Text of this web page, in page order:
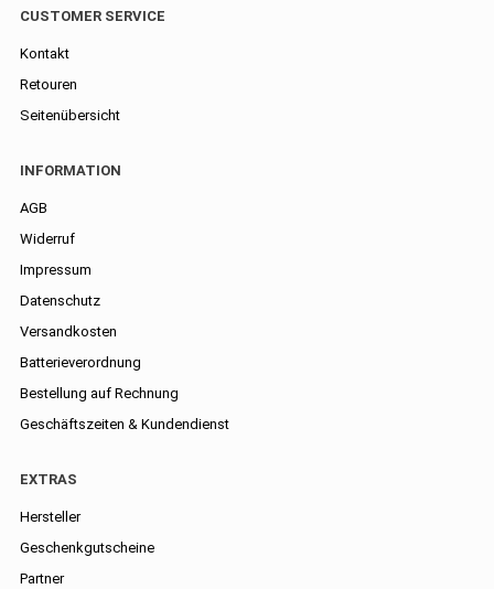
CUSTOMER SERVICE
Kontakt
Retouren
Seitenübersicht
INFORMATION
AGB
Widerruf
Impressum
Datenschutz
Versandkosten
Batterieverordnung
Bestellung auf Rechnung
Geschäftszeiten & Kundendienst
EXTRAS
Hersteller
Geschenkgutscheine
Partner